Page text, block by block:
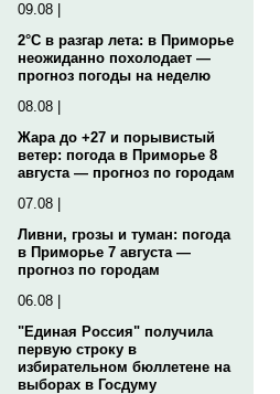
09.08 |
2°C в разгар лета: в Приморье
неожиданно похолодает —
прогноз погоды на неделю
08.08 |
Жара до +27 и порывистый
ветер: погода в Приморье 8
августа — прогноз по городам
07.08 |
Ливни, грозы и туман: погода
в Приморье 7 августа —
прогноз по городам
06.08 |
"Единая Россия" получила
первую строку в
избирательном бюллетене на
выборах в Госдуму